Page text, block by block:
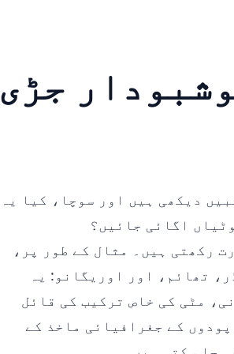
جڑی
دیکھی ہیں اور سوچا، کیا یہ
اگائی جائیں؟
رکھتی ہیں۔ مثال کے طور پر،
تھائم، اور اوریگانو: یہ
مٹی کی خاص ترکیب کی قائل
کے جغرافیائی ماخذ کے